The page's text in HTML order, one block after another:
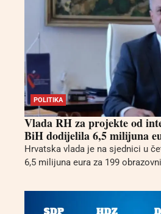
POLITIKA
Vlada RH za projekte od
BiH dodijelila 6,5 milijuna
Hrvatska vlada je na sjednici u
6,5 milijuna eura za 199